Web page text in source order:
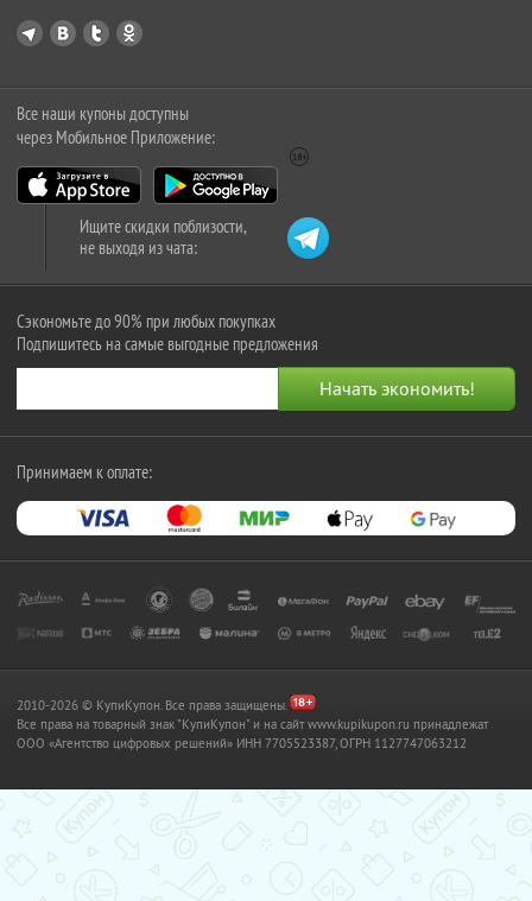
Все наши купоны доступны
через Мобильное Приложение:
Ищите скидки поблизости,
не выходя из чата:
Сэкономьте до 90% при любых покупках
Подпишитесь на самые выгодные предложения
Принимаем к оплате:
2010-2026 © КупиКупон. Все права защищены.
Все права на товарный знак "КупиКупон" и на сайт www.kupikupon.ru принадлежат
OOO «Агентство цифровых решений» ИНН 7705523387, ОГРН 1127747063212